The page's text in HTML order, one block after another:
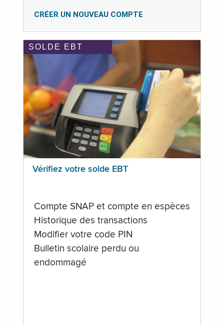
CRÉER UN NOUVEAU COMPTE
SOLDE EBT
Vérifiez votre solde EBT
Compte SNAP et compte en espèces
Historique des transactions
Modifier votre code PIN
Bulletin scolaire perdu ou
endommagé